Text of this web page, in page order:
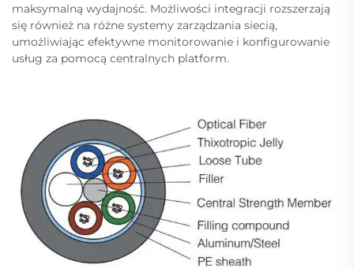
maksymalną wydajność. Możliwości integracji rozszerzają
się również na różne systemy zarządzania siecią,
umożliwiając efektywne monitorowanie i konfigurowanie
usług za pomocą centralnych platform.